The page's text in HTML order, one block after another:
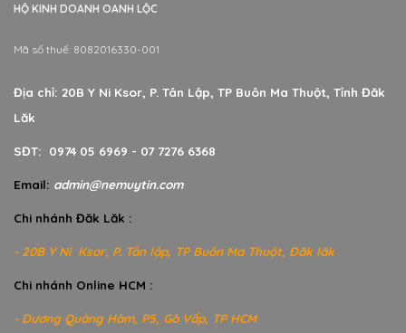
HỘ KINH DOANH OANH LỘC
Mã số thuế: 8082016330-001
Địa chỉ: 20B Y Ni Ksor, P. Tân Lập, TP Buôn Ma Thuột, Tỉnh Đăk
Lăk
SĐT: 0974 05 6969 - 07 7276 6368
Email: admin@nemuytin.com
Chi nhánh Đăk Lăk :
- 20B Y Ni Ksor, P. Tân lập, TP Buôn Ma Thuột, Đăk lăk
Chi nhánh Online HCM :
- Dương Quảng Hàm, P5, Gò Vấp, TP HCM